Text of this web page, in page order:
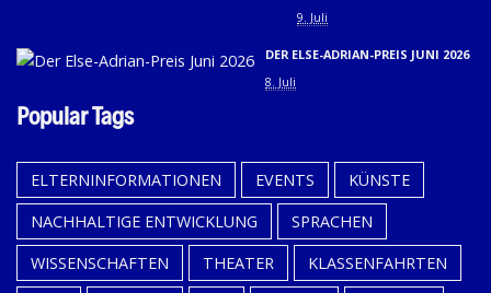
9. Juli
DER ELSE-ADRIAN-PREIS JUNI 2026
8. Juli
Popular Tags
ELTERNINFORMATIONEN EVENTS
KÜNSTE
NACHHALTIGE ENTWICKLUNG
SPRACHEN
WISSENSCHAFTEN
THEATER
KLASSENFAHRTEN